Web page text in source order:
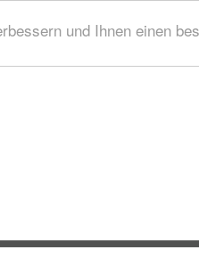
und Ihnen einen